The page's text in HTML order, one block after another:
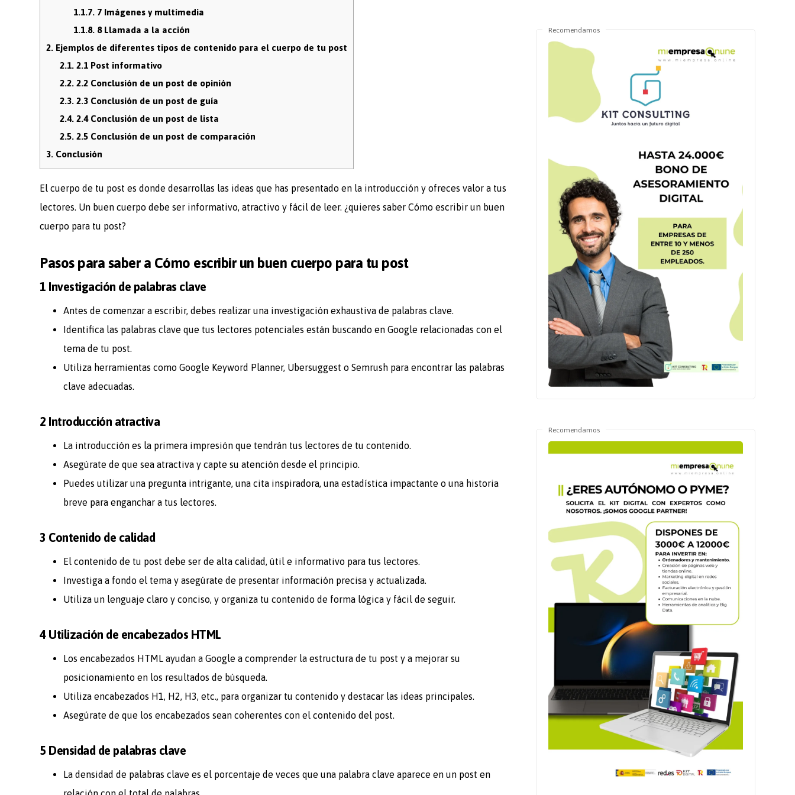
1.1.7.7 Imágenes y multimedia
1.1.8.8 Llamada a la acción
2. Ejemplos de diferentes tipos de contenido para el cuerpo de tu post
2.1. 2.1 Post informativo
2.2. 2.2 Conclusión de un post de opinión
2.3. 2.3 Conclusión de un post de guía
2.4. 2.4 Conclusión de un post de lista
2.5. 2.5 Conclusión de un post de comparación
3. Conclusión
El cuerpo de tu post es donde desarrollas las ideas que has presentado en la introducción y ofreces valor a tus
lectores. Un buen cuerpo debe ser informativo, atractivo y fácil de leer. ¿quieres saber Cómo escribir un buen
cuerpo para tu post?
Pasos para saber a Cómo escribir un buen cuerpo para tu post
1 Investigación de palabras clave
Antes de comenzar a escribir, debes realizar una investigación exhaustiva de palabras clave.
Identifica las palabras clave que tus lectores potenciales están buscando en Google relacionadas con el
tema de tu post.
Utiliza herramientas como Google Keyword Planner, Ubersuggest o Semrush para encontrar las palabras
clave adecuadas.
2 Introducción atractiva
La introducción es la primera impresión que tendrán tus lectores de tu contenido.
Asegúrate de que sea atractiva y capte su atención desde el principio.
Puedes utilizar una pregunta intrigante, una cita inspiradora, una estadística impactante o una historia
breve para enganchar a tus lectores.
3 Contenido de calidad
El contenido de tu post debe ser de alta calidad, útil e informativo para tus lectores.
Investiga a fondo el tema y asegúrate de presentar información precisa y actualizada.
Utiliza un lenguaje claro y conciso, y organiza tu contenido de forma lógica y fácil de seguir.
4 Utilización de encabezados HTML
Los encabezados HTML ayudan a Google a comprender la estructura de tu post y a mejorar su
posicionamiento en los resultados de búsqueda.
Utiliza encabezados H1, H2, H3, etc., para organizar tu contenido y destacar las ideas principales.
Asegúrate de que los encabezados sean coherentes con el contenido del post.
5 Densidad de palabras clave
La densidad de palabras clave es el porcentaje de veces que una palabra clave aparece en un post en
Recomendamos
Recomendamos